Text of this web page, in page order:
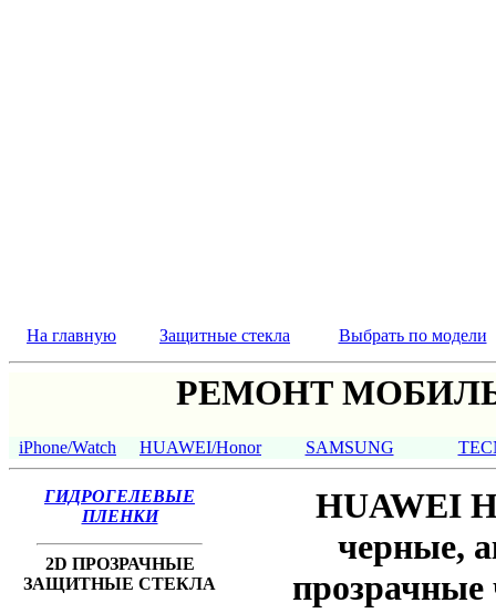
На главную Защитные стекла Выбрать по модели
РЕМОНТ
iPhone/Watch HUAWEI/Honor SAMSUNG
ГИДРОГЕЛЕВЫЕ
ПЛЕНКИ
2D ПРОЗРАЧНЫЕ
ЗАЩИТНЫЕ СТЕКЛА
HUAWEI
черные,